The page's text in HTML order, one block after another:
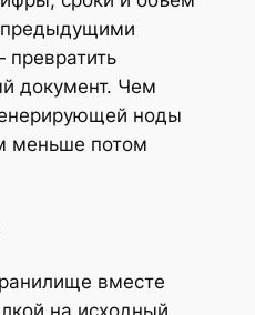
документ. Чем
ноды
меньше потом
вместе
на исходный